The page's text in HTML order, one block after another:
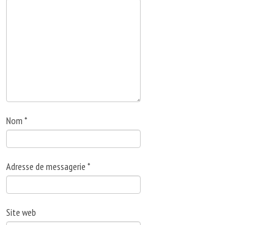
Nom *
Adresse de messagerie *
Site web